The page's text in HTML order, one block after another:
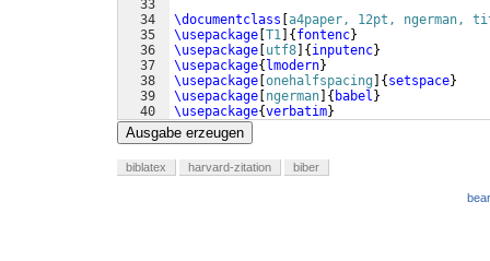
33
34
35
36
37
38
39
40
41
\documentclass a4paper, 12pt, ngerman,
\usepackage T1 { fontenc}
\usepackage utf8 { inputenc}
\usepackage{ lmodern}
\usepackage onehalfspacing { setspace}
\usepackage ngerman { babel }
\usepackage{verbatim}
\usepackage
Ausgabe erzeugen
biblatex harvard-zitation biber